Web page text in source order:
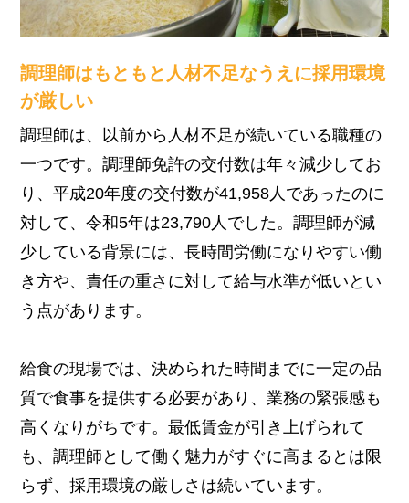
調理師はもともと人材不足なうえに採用環境
が厳しい
調理師は、以前から人材不足が続いている職種の
一つです。調理師免許の交付数は年々減少してお
り、平成20年度の交付数が41,958人であったのに
対して、令和5年は23,790人でした。調理師が減
少している背景には、長時間労働になりやすい働
き方や、責任の重さに対して給与水準が低いとい
う点があります。
給食の現場では、決められた時間までに一定の品
質で食事を提供する必要があり、業務の緊張感も
高くなりがちです。最低賃金が引き上げられて
も、調理師として働く魅力がすぐに高まるとは限
らず、採用環境の厳しさは続いています。